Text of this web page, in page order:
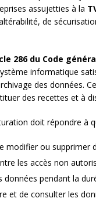
assujetties à la
de
286 du Code
informatique
des données.
des recettes et à
doit répondre à
modifier ou supprimer
les accès non
données pendant la
et de consulter les